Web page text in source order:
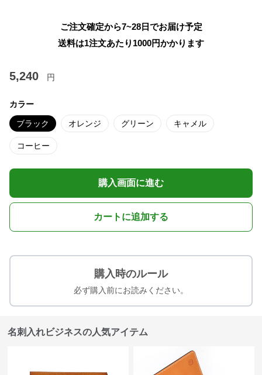
ご注文確定から7~28日でお届け予定
送料は1注文あたり 1000円かかります
5,240 円
カラー
ブラック オレンジ グリーン キャメル
コーヒー
購入画面に進む
カートに追加する
購入時のルール
必ず購入前にお読みください。
名刺入れビジネスの人気アイテム